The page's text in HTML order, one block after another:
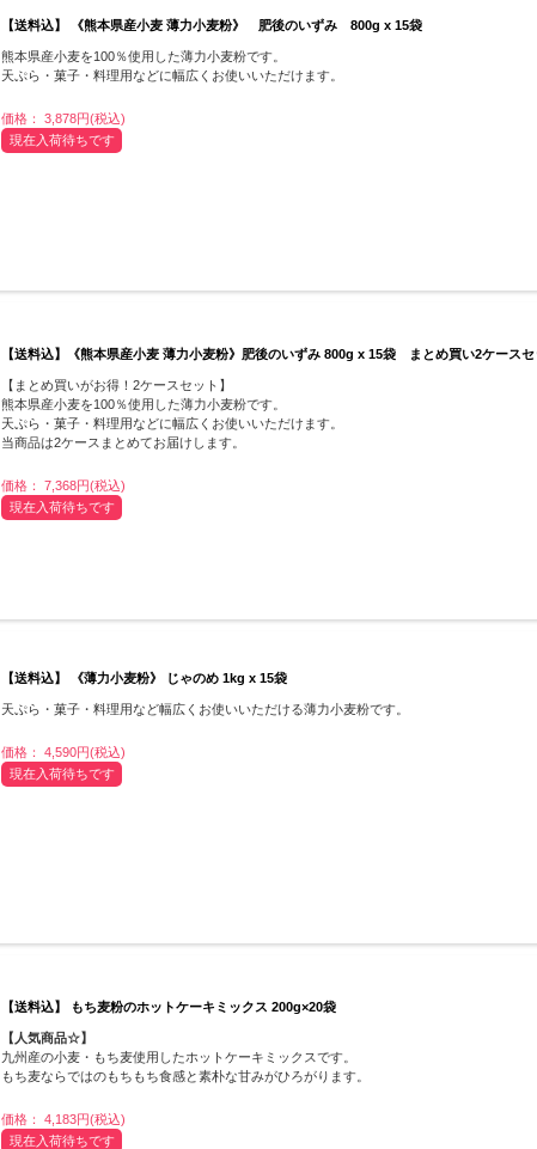
【送料込】 《熊本県産小麦 薄力小麦粉》 肥後のいずみ 800g x 15袋
熊本県産小麦を100％使用した薄力小麦粉です。
天ぷら・菓子・料理用などに幅広くお使いいただけます。
価格： 3,878円(税込)
現在入荷待ちです
【送料込】《熊本県産小麦 薄力小麦粉》肥後のいずみ 800g x 15袋 まとめ買い2ケースセ
【まとめ買いがお得！2ケースセット】
熊本県産小麦を100％使用した薄力小麦粉です。
天ぷら・菓子・料理用などに幅広くお使いいただけます。
当商品は2ケースまとめてお届けします。
価格： 7,368円(税込)
現在入荷待ちです
【送料込】 《薄力小麦粉》 じゃのめ 1kg x 15袋
天ぷら・菓子・料理用など幅広くお使いいただける薄力小麦粉です。
価格： 4,590円(税込)
現在入荷待ちです
【送料込】 もち麦粉のホットケーキミックス 200g×20袋
【人気商品☆】
九州産の小麦・もち麦使用したホットケーキミックスです。
もち麦ならではのもちもち食感と素朴な甘みがひろがります。
価格： 4,183円(税込)
現在入荷待ちです